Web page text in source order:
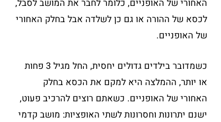
האחורי של האופניים, כלומר לחבר את המושב לסבל,
לכסא של ההורה או גם כן לשלדה אבל בחלק האחורי
של האופניים.
כשמדובר בילדים גדולים יחסית, החל מגיל 3 פחות
או יותר, ההמלצה היא למקם את הכסא בחלק
האחורי של האופניים. כשאתם רוצים להרכיב פעוט,
ישנם יתרונות וחסרונות לשתי האופציות: מושב קדמי